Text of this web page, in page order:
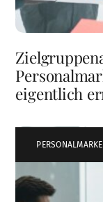
eigentlich